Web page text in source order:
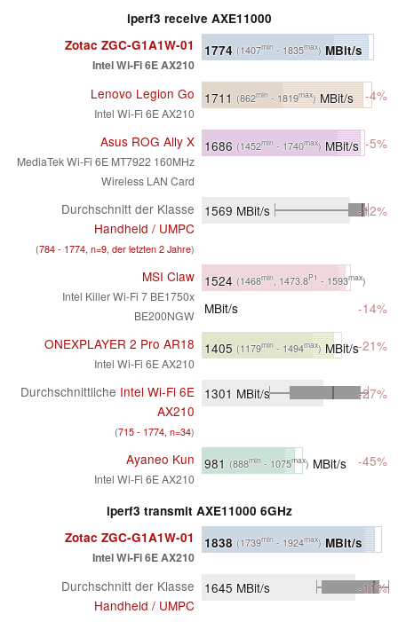
iperf3 receive AXE11000
Zotac ZGC-G1A1W-01
Intel Wi-Fi 6E AX210
1774 (1407min - 1835max) MBit/s
Lenovo Legion Go
Intel Wi-Fi 6E AX210
1711 (862min - 1819max)MBit/s -4%
Asus ROG Ally X
MediaTek Wi-Fi 6E MT7922 160MHz
Wireless LAN Card
1686 (1452min - 1740max) MBit/s -5%
Durchschnitt der Klasse
Handheld / UMPC
(784 - 1774, n=9, der letzten 2 Jahre)
1569 MBit/s -12%
MSI Claw
Intel Killer Wi-Fi 7 BE1750x
BE200NGW
1524 (1468min, 1473.8P1 - 1593max)
MBit/s
-14%
ONEXPLAYER 2 Pro AR18
Intel Wi-Fi 6E AX210
1405 (1179min - 1494max)MBit/s-21%
Durchschnittliche Intel Wi-Fi 6E
AX210
(715 - 1774, n=34)
1301 MBit/s -27%
Ayaneo Kun
Intel Wi-Fi 6E AX210
981 (888min - 1075max) MBit/s -45%
iperf3 transmit AXE11000 6GHz
Zotac ZGC-G1A1W-01
Intel Wi-Fi 6E AX210
1838 (1739min - 1924max) MBit/s
Durchschnitt der Klasse
Handheld / UMPC
1645 MBit/s -11%